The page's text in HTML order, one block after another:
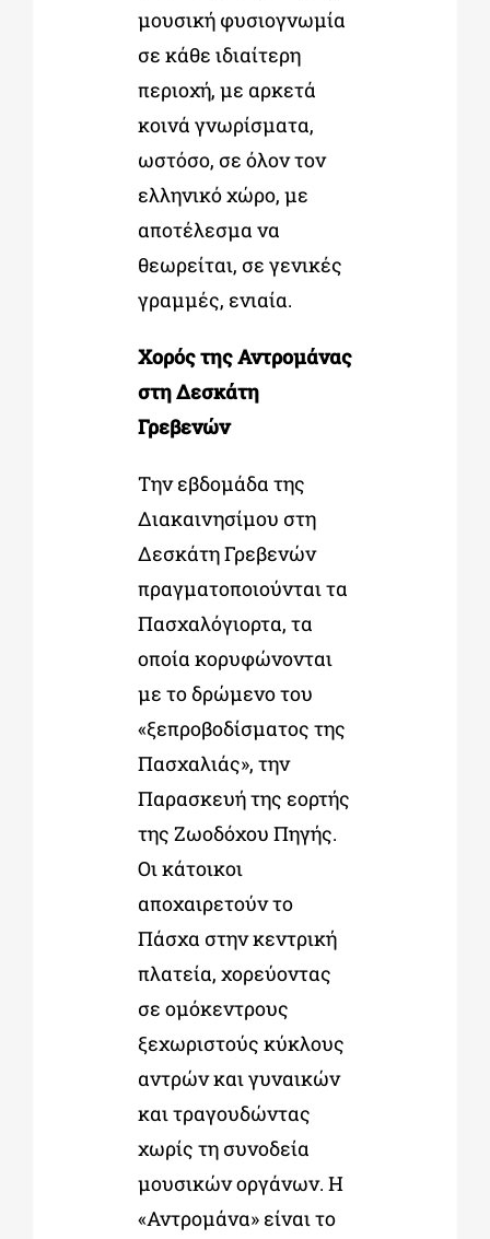
μουσική φυσιογνωμία
σε κάθε ιδιαίτερη
περιοχή, με αρκετά
κοινά γνωρίσματα,
ωστόσο, σε όλον τον
ελληνικό χώρο, με
αποτέλεσμα να
θεωρείται, σε γενικές
γραμμές, ενιαία.
Χορός της Αντρομάνας
στη Δεσκάτη
Γρεβενών
Την εβδομάδα της
Διακαινησίμου στη
Δεσκάτη Γρεβενών
πραγματοποιούνται τα
Πασχαλόγιορτα, τα
οποία κορυφώνονται
με το δρώμενο του
«ξεπροβοδίσματος της
Πασχαλιάς», την
Παρασκευή της εορτής
της Ζωοδόχου Πηγής.
Οι κάτοικοι
αποχαιρετούν το
Πάσχα στην κεντρική
πλατεία, χορεύοντας
σε ομόκεντρους
ξεχωριστούς κύκλους
αντρών και γυναικών
και τραγουδώντας
χωρίς τη συνοδεία
μουσικών οργάνων. Η
«Αντρομάνα» είναι το